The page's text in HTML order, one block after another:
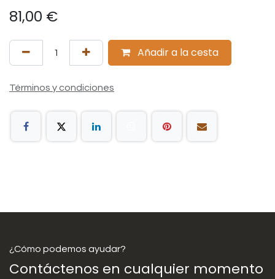
81,00 €
Añadir a la cesta
Términos y condiciones
¿Cómo podemos ayudar?
Contáctenos en cualquier momento